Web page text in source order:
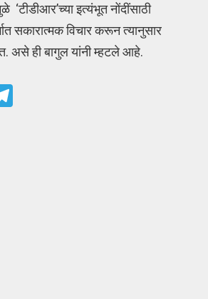
‘टीडीआर’च्या इत्यंभूत नोंदींसाठी
सकारात्मक विचार करून त्यानुसार
असे ही बागुल यांनी म्हटले आहे.